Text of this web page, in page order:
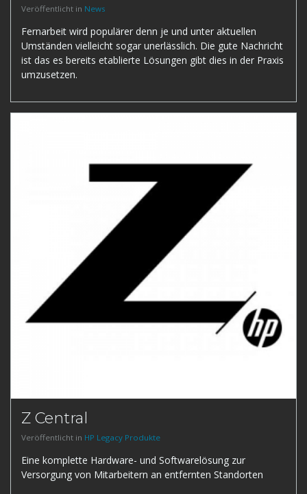
Veröffentlicht in News
Fernarbeit wird populärer denn je und unter aktuellen
Umständen vielleicht sogar unerlässlich. Die gute Nachricht
ist das es bereits etablierte Lösungen gibt dies in der Praxis
umzusetzen.
Z Central
Veröffentlicht in HP Legacy Produkte
Eine komplette Hardware- und Softwarelösung zur
Versorgung von Mitarbeitern an entfernten Standorten